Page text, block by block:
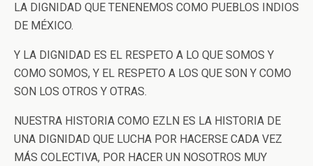
LA DIGNIDAD QUE TENENEMOS COMO PUEBLOS INDIOS
DE MÉXICO.
Y LA DIGNIDAD ES EL RESPETO A LO QUE SOMOS Y
COMO SOMOS, Y EL RESPETO A LOS QUE SON Y COMO
SON LOS OTROS Y OTRAS.
NUESTRA HISTORIA COMO EZLN ES LA HISTORIA DE
UNA DIGNIDAD QUE LUCHA POR HACERSE CADA VEZ
MÁS COLECTIVA, POR HACER UN NOSOTROS MUY